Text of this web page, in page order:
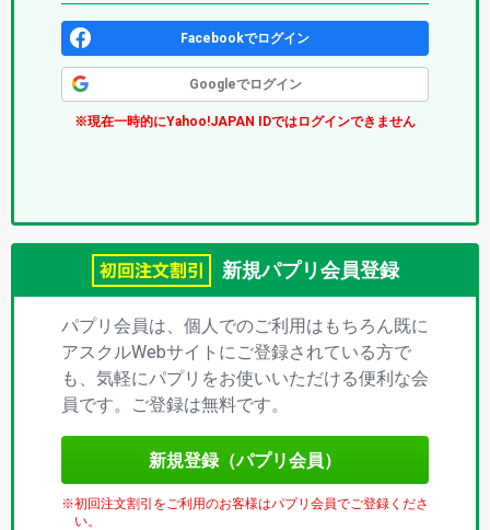
リ)
ボ
ク
ス
Facebookでログイン
Googleでログイン
※現在一時的にYahoo!JAPAN IDではログインできません
新規パプリ会員登録
パプリ会員は、個人でのご利用はもちろん既に
アスクルWebサイトにご登録されている方で
も、気軽にパプリをお使いいただける便利な会
員です。ご登録は無料です。
新規登録（パプリ会員）
初回注文割引をご利用のお客様はパプリ会員でご登録くださ
い。